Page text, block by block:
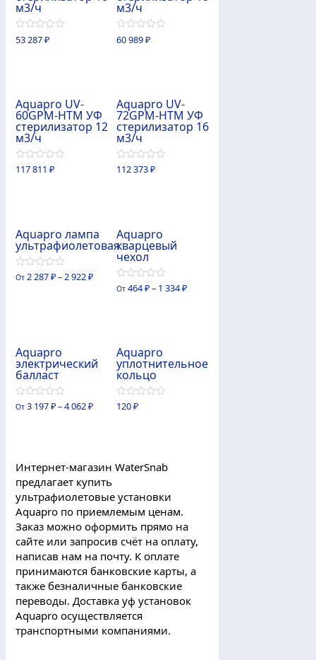
м3/ч
0
из
53 287₽
м3/ч
0
из
60 989₽
Aquapro UV-
60GPM-HTM УФ
стерилизатор 12
м3/ч
0
из
117 811 ₽
Aquapro UV-
72GPM-HTM УФ
стерилизатор 16
м3/ч
0
из
112 373₽
Aquapro лампа
ультрафиолетовая
0
из
От 2 287₽–2 922₽
Aquapro
кварцевый
чехол
0
из
От 464₽– 1 334₽
Aquapro
электрический
балласт
0
из
От 3 197₽–4 062₽
Aquapro
уплотнительное
кольцо
0
из
120₽
Интернет-магазин WaterSnab
предлагает купить
ультрафиолетовые установки
Aquapro по приемлемым ценам.
Заказ можно оформить прямо на
сайте или запросив счёт на оплату,
написав нам на почту. К оплате
принимаются банковские карты, а
также безналичные банковские
переводы. Доставка уф установок
Aquapro осуществляется
транспортными компаниями.